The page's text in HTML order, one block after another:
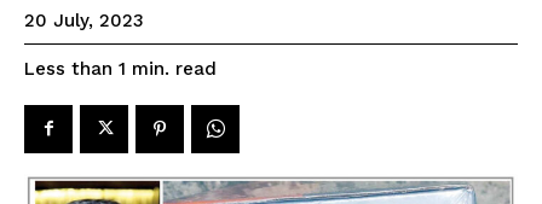
20 July, 2023
Less than 1 min. read